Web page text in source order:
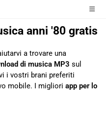
anni '80 gratis
a trovare una
di musica MP3 sul
i vostri brani preferiti
mobile. I migliori app per lo